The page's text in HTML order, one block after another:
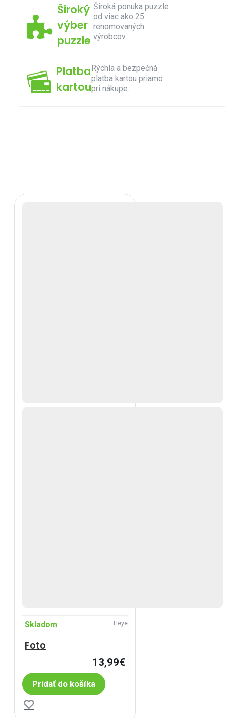
Široký
výber
puzzle
Široká ponuka puzzle
od viac ako 25
renomovaných
výrobcov.
Platba
kartou
Rýchla a bezpečná
platba kartou priamo
pri nákupe.
Skladom Heye
Foto
13,99€
Pridať do košíka